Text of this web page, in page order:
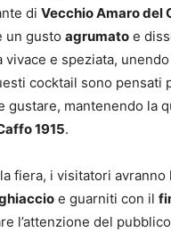
di Vecchio Amaro del
un gusto agrumato e
vivace e speziata, unendo
cocktail sono pensati
gustare, mantenendo la
1915.
fiera, i visitatori
e guarniti con il
l’attenzione del